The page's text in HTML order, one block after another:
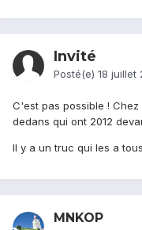
Invité
Posté(e) 18 juillet
C'est pas possible !
dedans qui ont 2012
Il y a un truc qui les a
MNKOP